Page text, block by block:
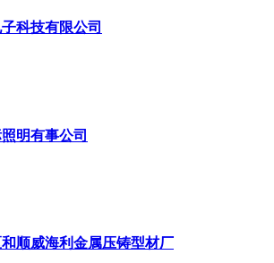
科技有限公司
明有事公司
顺威海利金属压铸型材厂